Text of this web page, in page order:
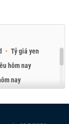
Tỷ giá yen
hôm nay
nay